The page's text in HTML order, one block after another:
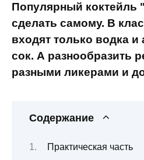
Популярный коктейль
сделать самому. В
входят только водка
сок. А разнообразить
разными ликерами и
Содержание
Практическая часть